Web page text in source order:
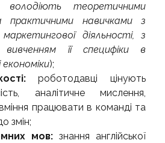
володіють теоретичними
практичними навичками з
діяльності, з
вивченням її специфіки в
економіки);
:роботодавці цінують
аналітичне мислення,
працювати в команді та
змін;
мов: знання англійської